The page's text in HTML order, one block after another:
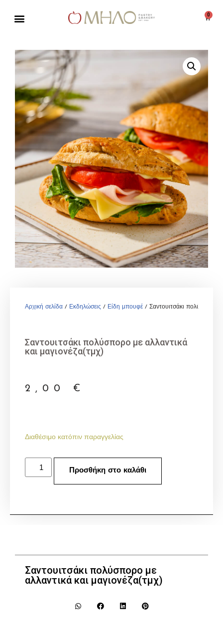
περιεχόμενο
0
Αρχική σελίδα / Εκδηλώσεις / Είδη μπουφέ / Σαντουιτσάκι πολύσπορο
Σαντουιτσάκι πολύσπορο με αλλαντικά
και μαγιονέζα(τμχ)
2,00 €
Διαθέσιμο κατόπιν παραγγελίας
Προσθήκη στο καλάθι
Σαντουιτσάκι πολύσπορο με
αλλαντικά και μαγιονέζα(τμχ)